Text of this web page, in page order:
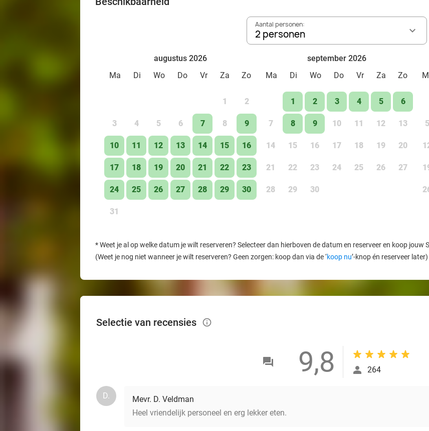
Aantal personen:
2 personen
augustus 2026
Ma
Di Wo Do Vr Za Zo
1 2
3 4 5 6 7 8 9
10 11 12 13 14 15 16
17 18 19 20 21 22 23
24 25 26 27 28 29 30
31
september 2026
Ma
Di Wo Do Vr Za Zo
1 2 3 4 5 6
7 8 9 10 11 12 13
14 15 16 17 18 19 20
21 22 23 24 25 26 27
28 29 30
5
*Weet je al op welke datum je wilt reserveren? Selecteer dan hierboven de datum en reserveer en koop jouw
(Weet je nog niet wanneer je wilt reserveren? Geen zorgen: koop dan via de ‘koop nu’-knop én reserveer later)
Selectie van recensies info_outlined
9,8 264
D.
Mevr. D. Veldman
Heel vriendelijk personeel en erg lekker eten.